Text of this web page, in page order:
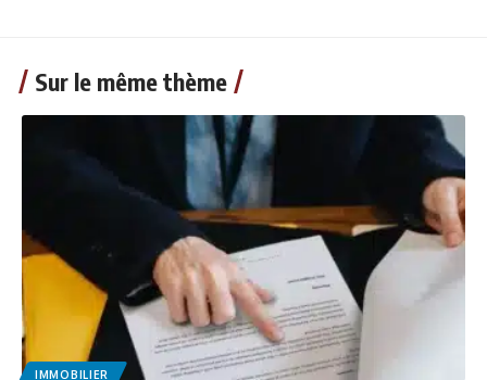
Sur le même thème
IMMOBILIER